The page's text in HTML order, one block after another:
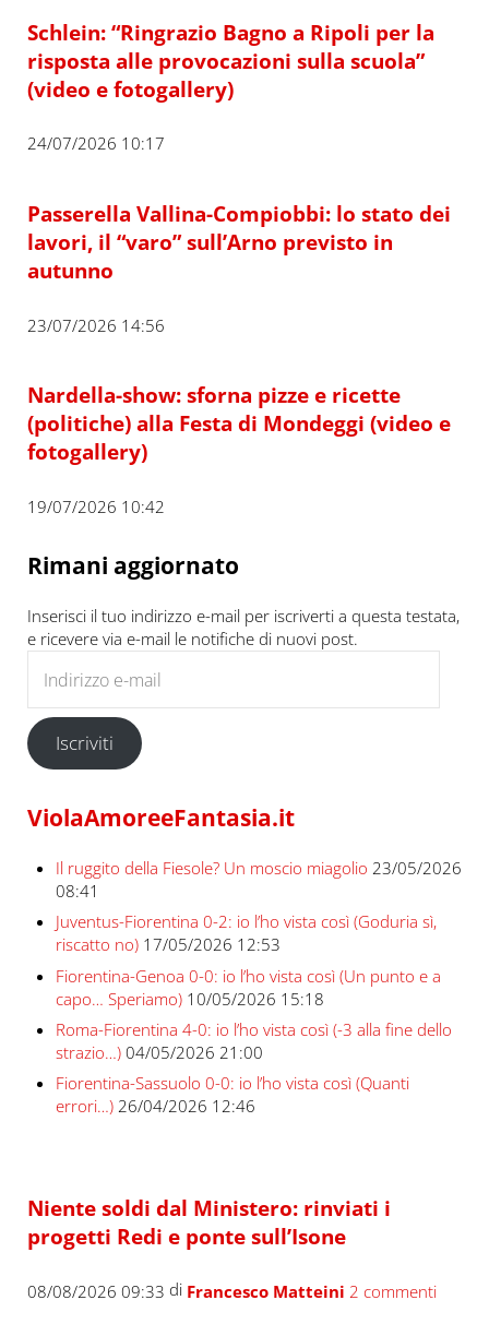
Schlein: “Ringrazio Bagno a Ripoli per la
risposta alle provocazioni sulla scuola”
(video e fotogallery)
24/07/2026 10:17
Passerella Vallina-Compiobbi: lo stato dei
lavori, il “varo” sull’Arno previsto in
autunno
23/07/2026 14:56
Nardella-show: sforna pizze e ricette
(politiche) alla Festa di Mondeggi (video e
fotogallery)
19/07/2026 10:42
Rimani aggiornato
Inserisci il tuo indirizzo e-mail per iscriverti a questa testata,
e ricevere via e-mail le notifiche di nuovi post.
Iscriviti
ViolaAmoreeFantasia.it
Il ruggito della Fiesole? Un moscio miagolio 23/05/2026
08:41
Juventus-Fiorentina 0-2: io l’ho vista così (Goduria sì,
riscatto no) 17/05/2026 12:53
Fiorentina-Genoa 0-0: io l’ho vista così (Un punto e a
capo… Speriamo) 10/05/2026 15:18
Roma-Fiorentina 4-0: io l’ho vista così (-3 alla fine dello
strazio…) 04/05/2026 21:00
Fiorentina-Sassuolo 0-0: io l’ho vista così (Quanti
errori…) 26/04/2026 12:46
Niente soldi dal Ministero: rinviati i
progetti Redi e ponte sull’Isone
08/08/2026 09:33 di Francesco Matteini 2 commenti